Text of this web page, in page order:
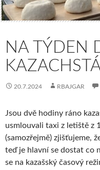
NA TÝDEN
20.7.2024 RBAJGAR
Jsou dvě hodiny ráno
usmlouvali taxi z letiště z
(samozřejmě) zjišťujeme,
teď je hlavní se dostat co
se na kazašský časový